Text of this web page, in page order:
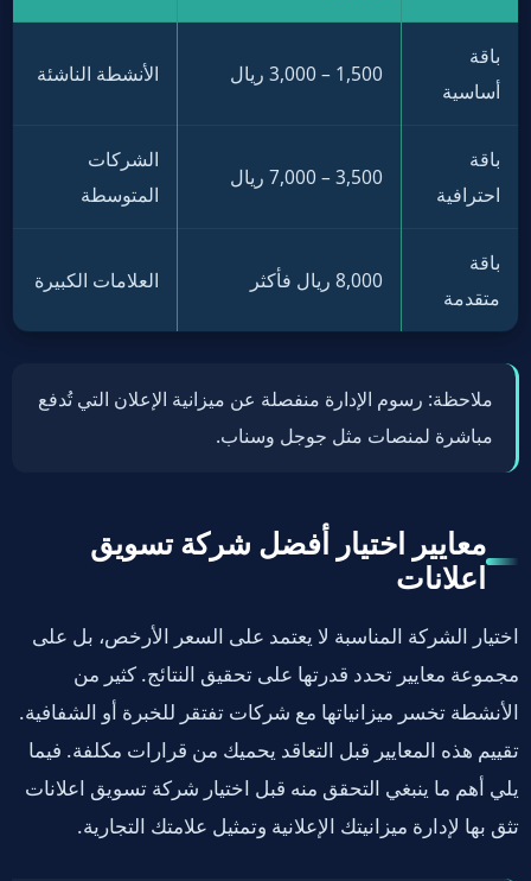
باقة
أساسية
1,500 – 3,000 ريال الأنشطة الناشئة
باقة
احترافية
3,500 – 7,000 ريال
الشركات
المتوسطة
باقة
متقدمة
8,000 ريال فأكثر العلامات الكبيرة
ملاحظة: رسوم الإدارة منفصلة عن ميزانية الإعلان التي تُدفع
مباشرة لمنصات مثل جوجل وسناب.
معايير اختيار أفضل شركة تسويق
اعلانات
اختيار الشركة المناسبة لا يعتمد على السعر الأرخص، بل على
مجموعة معايير تحدد قدرتها على تحقيق النتائج. كثير من
الأنشطة تخسر ميزانياتها مع شركات تفتقر للخبرة أو الشفافية.
تقييم هذه المعايير قبل التعاقد يحميك من قرارات مكلفة. فيما
يلي أهم ما ينبغي التحقق منه قبل اختيار شركة تسويق اعلانات
تثق بها لإدارة ميزانيتك الإعلانية وتمثيل علامتك التجارية.